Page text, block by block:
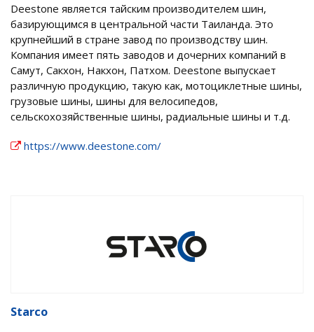
Deestone является тайским производителем шин,
базирующимся в центральной части Таиланда. Это
крупнейший в стране завод по производству шин.
Компания имеет пять заводов и дочерних компаний в
Самут, Сакхон, Накхон, Патхом. Deestone выпускает
различную продукцию, такую как, мотоциклетные шины,
грузовые шины, шины для велосипедов,
сельскохозяйственные шины, радиальные шины и т.д.
https://www.deestone.com/
Starco